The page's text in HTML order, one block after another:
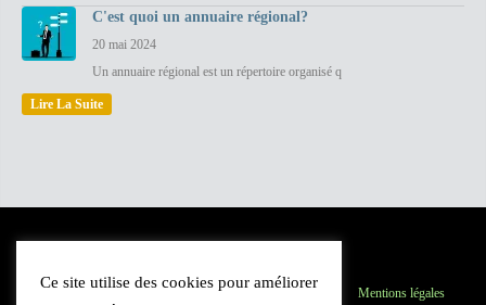
C'est quoi un annuaire régional?
20 mai 2024
Un annuaire régional est un répertoire organisé q
Lire La Suite
Inscription Mentions légales
Ce site utilise des cookies pour améliorer